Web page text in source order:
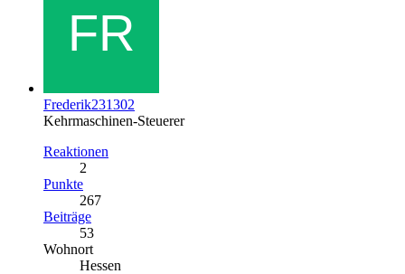
Frederik231302
Kehrmaschinen-Steuerer
Reaktionen
2
Punkte
267
Beiträge
53
Wohnort
Hessen